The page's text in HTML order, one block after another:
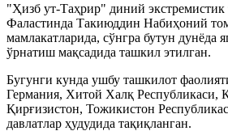
"Ҳизб ут-Таҳрир" диний
Фаластинда Такиюддин Набиҳоний
мамлакатларида, сўнгра бутун дунёда
ўрнатиш мақсадида ташкил этилган.
Бугунги кунда ушбу ташкилот
Германия, Хитой Халқ Республикаси,
Қирғизистон, Тожикистон
давлатлар ҳудудида тақиқланган.